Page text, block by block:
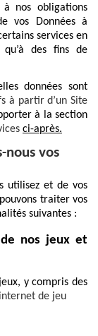
nos obligations
vos Données à
services en
des fins de
données sont
à partir d’un Site
à la section
ci-après.
nous vos
utilisez et de vos
traiter vos
suivantes :
nos jeux et
y compris des
de jeu